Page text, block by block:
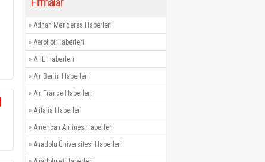
» Adnan Menderes Haberleri
» Aeroflot Haberleri
» AHL Haberleri
» Air Berlin Haberleri
» Air France Haberleri
» Alitalia Haberleri
» American Airlines Haberleri
» Anadolu Üniversitesi Haberleri